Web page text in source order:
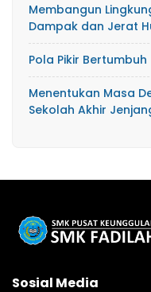
​Membangun
Dampak dan Jerat
Pola Pikir Bertumbuh
Menentukan Masa
Sekolah Akhir
Sosial Media